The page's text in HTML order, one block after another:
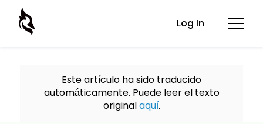
Log In
Este artículo ha sido traducido
automáticamente. Puede leer el texto
originalaquí.